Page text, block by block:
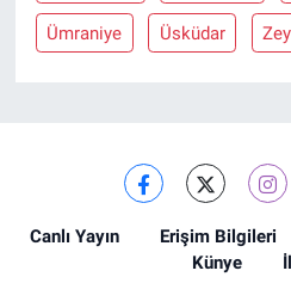
Ümraniye Üsküdar
Canlı Yayın Erişim Bilgileri
Künye